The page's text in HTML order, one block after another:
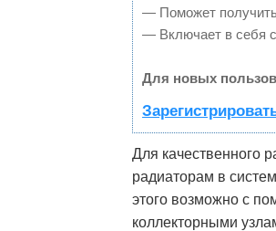
— Поможет получить
— Включает в себя
Для новых
Для качественного
радиаторам в
этого возможно с
коллекторными